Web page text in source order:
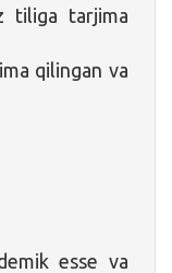
tiliga tarjima
qilingan va
esse va